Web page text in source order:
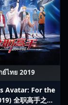
ย์ไทย 2019
Avatar: For the
全职高手之巅